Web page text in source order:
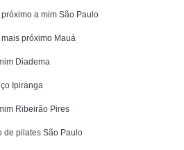
a mim São Paulo
próximo Mauá
Diadema
Ipiranga
Ribeirão Pires
de pilates São Paulo